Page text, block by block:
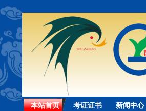
本站首页 考证证书 新闻中心